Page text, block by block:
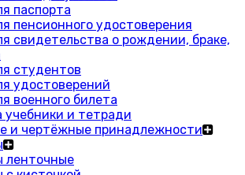
паспорта
пенсионного удостоверения
свидетельства о рождении, браке,
студентов
удостоверений
военного билета
учебники и тетради
и чертёжные принадлежности
ленточные